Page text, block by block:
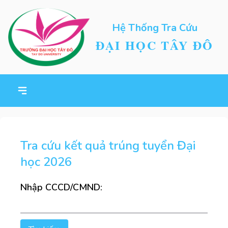
Hệ Thống Tra Cứu
ĐẠI HỌC TÂY ĐÔ
Tra cứu kết quả trúng tuyển Đại
học 2026
Nhập CCCD/CMND: